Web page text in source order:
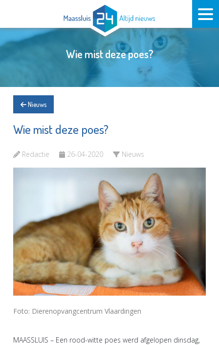
Wie mist deze poes?
Nieuws
Wie mist deze poes?
Redactie 26-04-2020 Nieuws
Foto: Dierenopvangcentrum Vlaardingen
MAASSLUIS – Een rood-witte poes werd afgelopen dinsdag,